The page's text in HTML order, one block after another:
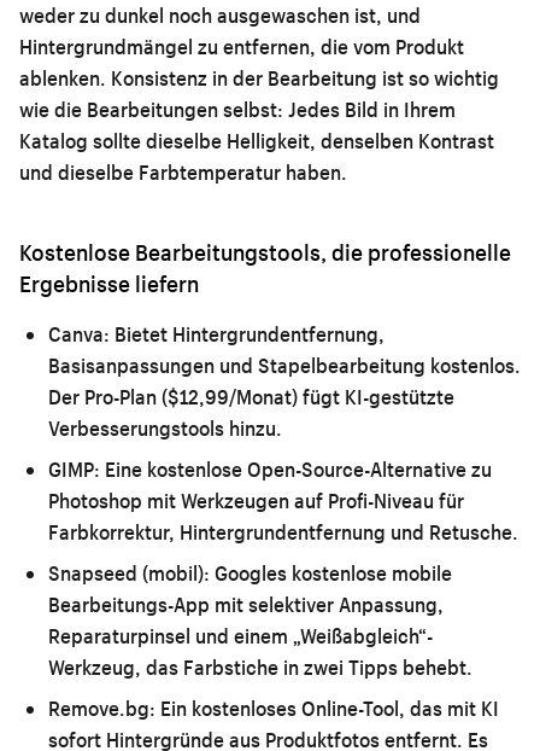
weder zu dunkel noch ausgewaschen ist, und
Hintergrundmängel zu entfernen, die vom Produkt
ablenken. Konsistenz in der Bearbeitung ist so wichtig
wie die Bearbeitungen selbst: Jedes Bild in Ihrem
Katalog sollte dieselbe Helligkeit, denselben Kontrast
und dieselbe Farbtemperatur haben.
Kostenlose Bearbeitungstools, die professionelle
Ergebnisse liefern
Canva: Bietet Hintergrundentfernung,
Basisanpassungen und Stapelbearbeitung kostenlos.
Der Pro-Plan ($12,99/Monat) fügt KI-gestützte
Verbesserungstools hinzu.
GIMP: Eine kostenlose Open-Source-Alternative zu
Photoshop mit Werkzeugen auf Profi-Niveau für
Farbkorrektur, Hintergrundentfernung und Retusche.
Snapseed (mobil): Googles kostenlose mobile
Bearbeitungs-App mit selektiver Anpassung,
Reparaturpinsel und einem „Weißabgleich“-
Werkzeug, das Farbstiche in zwei Tipps behebt.
Remove.bg: Ein kostenloses Online-Tool, das mit KI
sofort Hintergründe aus Produktfotos entfernt. Es